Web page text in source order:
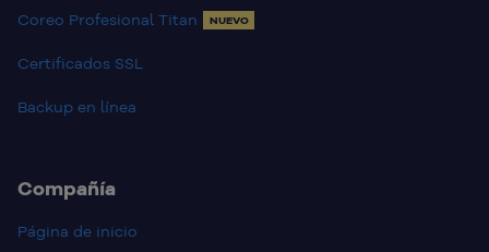
Coreo Profesional Titan NUEVO
Certificados SSL
Backup en línea
Compañía
Página de inicio